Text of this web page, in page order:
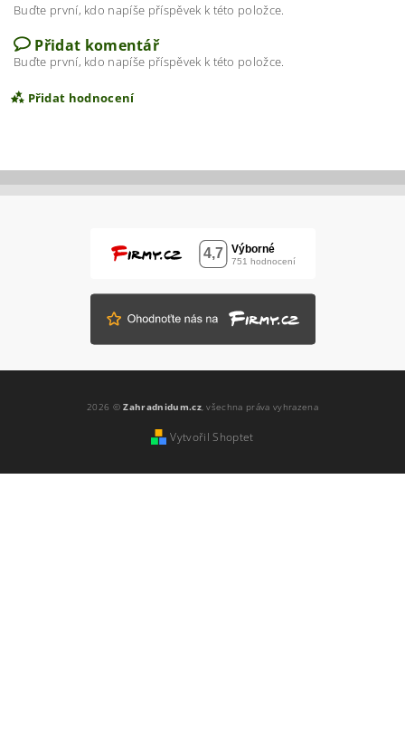
Buďte první, kdo napíše příspěvek k této položce.
Přidat komentář
Buďte první, kdo napíše příspěvek k této položce.
Přidat hodnocení
2026 ©Zahradnidum.cz, všechna práva vyhrazena
Vytvořil Shoptet